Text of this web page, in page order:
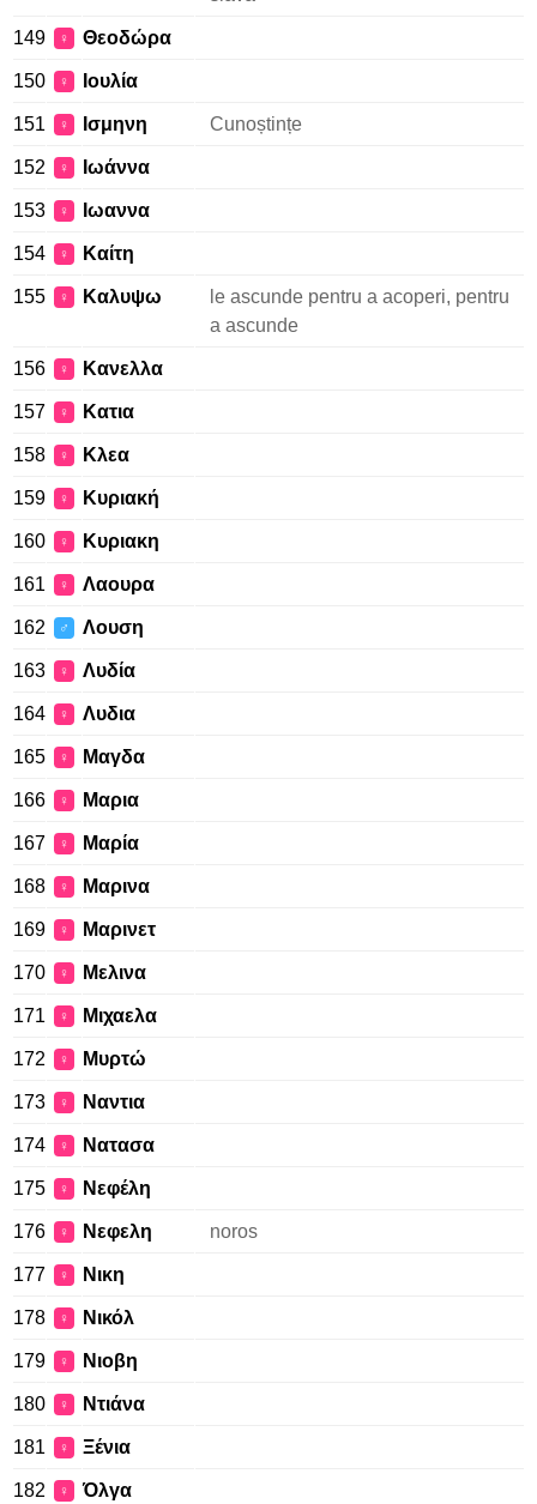
149 ♀ Θεοδώρα
150 ♀ Ιουλία
151 ♀ Ισμηνη Cunoștințe
152 ♀ Ιωάννα
153 ♀ Ιωαννα
154 ♀ Καίτη
155 ♀ Καλυψω
le ascunde pentru a acoperi, pentru
a ascunde
156 ♀ Κανελλα
157 ♀ Κατια
158 ♀ Κλεα
159 ♀ Κυριακή
160 ♀ Κυριακη
161 ♀ Λαουρα
162 ♂ Λουση
163 ♀ Λυδία
164 ♀ Λυδια
165 ♀ Μαγδα
166 ♀ Μαρια
167 ♀ Μαρία
168 ♀ Μαρινα
169 ♀ Μαρινετ
170 ♀ Μελινα
171 ♀ Μιχαελα
172 ♀ Μυρτώ
173 ♀ Ναντια
174 ♀ Νατασα
175 ♀ Νεφέλη
176 ♀ Νεφελη noros
177 ♀ Νικη
178 ♀ Νικόλ
179 ♀ Νιοβη
180 ♀ Ντιάνα
181 ♀ Ξένια
182 ♀ Όλγα